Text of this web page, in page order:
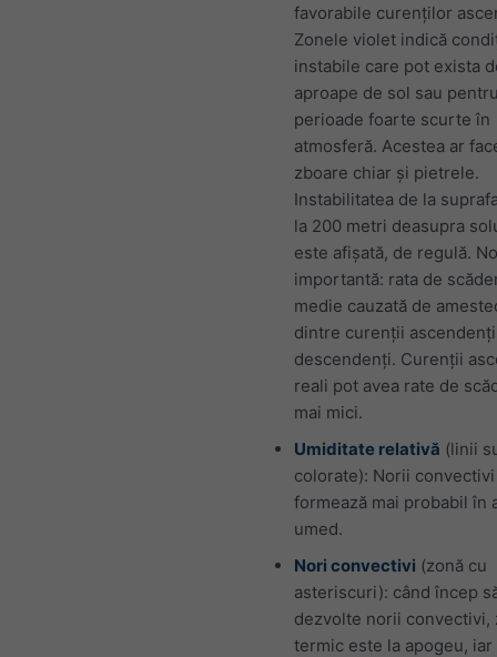
favorabile curenților
Zonele violet indică
instabile care pot exista
aproape de sol sau
perioade foarte scurte în
atmosferă. Acestea ar
zboare chiar și pietrele.
Instabilitatea de la
la 200 metri deasupra
este afișată, de regulă.
importantă: rata de
medie cauzată de
dintre curenții
descendenți. Curenții
reali pot avea rate de
mai mici.
Umiditate relativă (linii
colorate): Norii
formează mai probabil în
umed.
Nori convectivi (zonă cu
asteriscuri): când încep
dezvolte norii convectivi,
termic este la apogeu, iar